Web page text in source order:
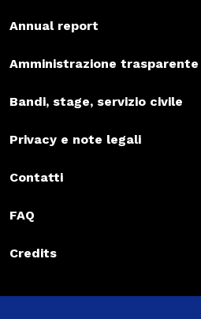
Annual report
Amministrazione trasparente
Bandi, stage, servizio civile
Privacy e note legali
Contatti
FAQ
Credits